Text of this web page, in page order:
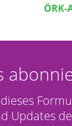
ÖRK-
Updates